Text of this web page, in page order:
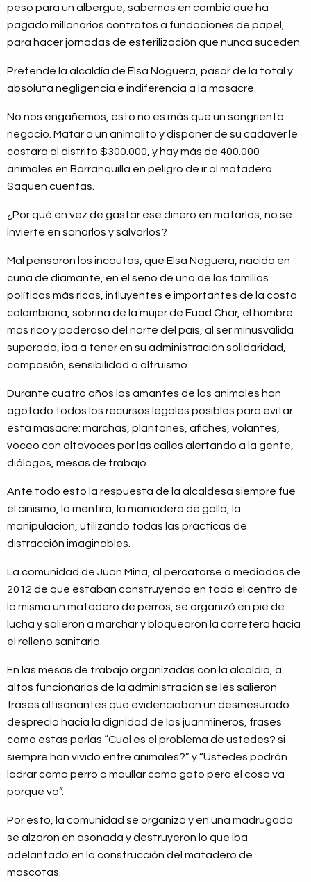
peso para un albergue, sabemos en cambio que ha
pagado millonarios contratos a fundaciones de papel,
para hacer jornadas de esterilización que nunca suceden.
Pretende la alcaldía de Elsa Noguera, pasar de la total y
absoluta negligencia e indiferencia a la masacre.
No nos engañemos, esto no es más que un sangriento
negocio. Matar a un animalito y disponer de su cadáver le
costara al distrito $300.000, y hay más de 400.000
animales en Barranquilla en peligro de ir al matadero.
Saquen cuentas.
¿Por qué en vez de gastar ese dinero en matarlos, no se
invierte en sanarlos y salvarlos?
Mal pensaron los incautos, que Elsa Noguera, nacida en
cuna de diamante, en el seno de una de las familias
políticas más ricas, influyentes e importantes de la costa
colombiana, sobrina de la mujer de Fuad Char, el hombre
más rico y poderoso del norte del país, al ser minusválida
superada, iba a tener en su administración solidaridad,
compasión, sensibilidad o altruismo.
Durante cuatro años los amantes de los animales han
agotado todos los recursos legales posibles para evitar
esta masacre: marchas, plantones, afiches, volantes,
voceo con altavoces por las calles alertando a la gente,
diálogos, mesas de trabajo.
Ante todo esto la respuesta de la alcaldesa siempre fue
el cinismo, la mentira, la mamadera de gallo, la
manipulación, utilizando todas las prácticas de
distracción imaginables.
La comunidad de Juan Mina, al percatarse a mediados de
2012 de que estaban construyendo en todo el centro de
la misma un matadero de perros, se organizó en pie de
lucha y salieron a marchar y bloquearon la carretera hacia
el relleno sanitario.
En las mesas de trabajo organizadas con la alcaldía, a
altos funcionarios de la administración se les salieron
frases altisonantes que evidenciaban un desmesurado
desprecio hacia la dignidad de los juanmineros, frases
como estas perlas “Cual es el problema de ustedes? si
siempre han vivido entre animales?” y “Ustedes podrán
ladrar como perro o maullar como gato pero el coso va
porque va”.
Por esto, la comunidad se organizó y en una madrugada
se alzaron en asonada y destruyeron lo que iba
adelantado en la construcción del matadero de
mascotas.